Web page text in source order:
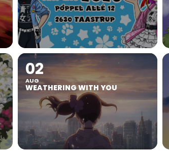
02
AUG
WEATHERING WITH YOU